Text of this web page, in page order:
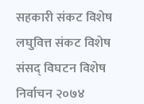
सहकारी संकट विशेष
लघुवित्त संकट विशेष
संसद् विघटन विशेष
निर्वाचन २०७४